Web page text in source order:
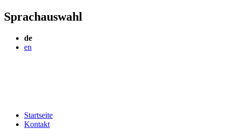
Sprachauswahl
de
en
Startseite
Kontakt